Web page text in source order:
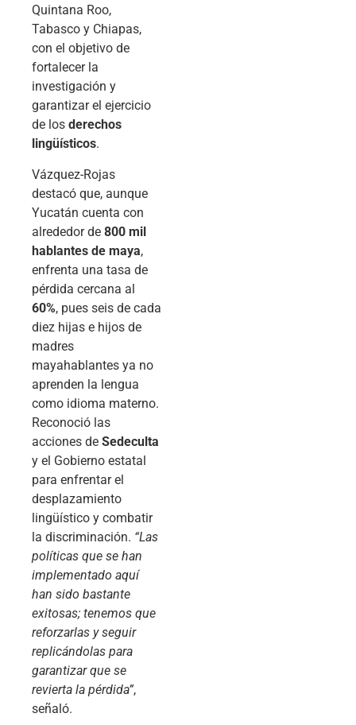
Quintana Roo,
Tabasco y Chiapas,
con el objetivo de
fortalecer la
investigación y
garantizar el ejercicio
de los derechos
lingüísticos.
Vázquez-Rojas
destacó que, aunque
Yucatán cuenta con
alrededor de 800 mil
hablantes de maya,
enfrenta una tasa de
pérdida cercana al
60%, pues seis de cada
diez hijas e hijos de
madres
mayahablantes ya no
aprenden la lengua
como idioma materno.
Reconoció las
acciones de Sedeculta
y el Gobierno estatal
para enfrentar el
desplazamiento
lingüístico y combatir
la discriminación. “Las
políticas que se han
implementado aquí
han sido bastante
exitosas; tenemos que
reforzarlas y seguir
replicándolas para
garantizar que se
revierta la pérdida”,
señaló.